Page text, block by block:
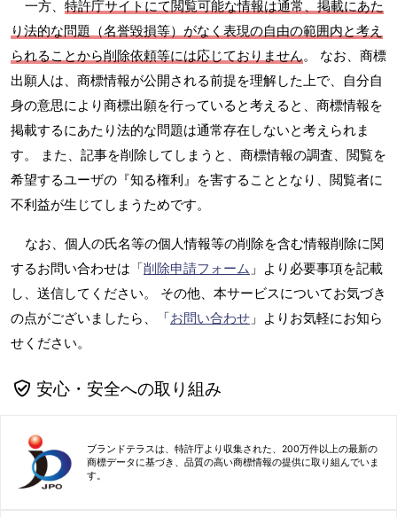
一方、 特許庁サイトにて閲覧可能な情報は通常、掲載にあた
り法的な問題（名誉毀損等）がなく表現の自由の範囲内と考え
られることから削除依頼等には応じておりません。 なお、商標
出願人は、商標情報が公開される前提を理解した上で、自分自
身の意思により商標出願を行っていると考えると、商標情報を
掲載するにあたり法的な問題は通常存在しないと考えられま
す。 また、記事を削除してしまうと、商標情報の調査、閲覧を
希望するユーザの『知る権利』を害することとなり、閲覧者に
不利益が生じてしまうためです。
なお、個人の氏名等の個人情報等の削除を含む情報削除に関
するお問い合わせは「削除申請フォーム 」より必要事項を記載
し、送信してください。 その他、本サービスについてお気づき
の点がございましたら、「お問い合わせ 」よりお気軽にお知ら
せください。
安心・安全への取り組み
ブランドテラスは、特許庁より収集された、200万件以上の最新の
商標データに基づき、品質の高い商標情報の提供に取り組んでいま
す。